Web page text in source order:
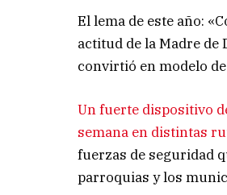
El lema de este año:
actitud de la Madre de
convirtió en modelo
Un fuerte dispositivo
semana en distintas
fuerzas de seguridad
parroquias y los